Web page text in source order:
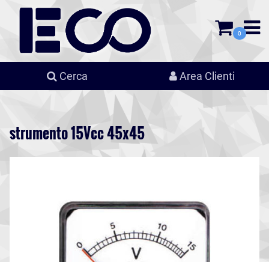
0
Cerca Area Clienti
strumento 15Vcc 45x45